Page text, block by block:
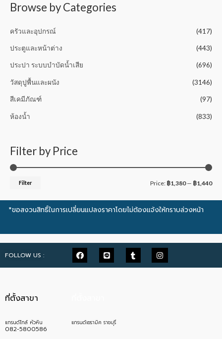
Browse by Categories
ครัวและอุปกรณ์ (417)
ประตูและหน้าต่าง (443)
ประปา ระบบบำบัดน้ำเสีย (696)
วัสดุปูพื้นและผนัง (3146)
สีเคมีภัณฑ์ (97)
ห้องน้ำ (833)
Filter by Price
Filter Price: ฿1,380— ฿1,440
*ขอสงวนสิทธิ์ในการเปลี่ยนแปลงราคาโดยไม่ต้องแจ้งให้ทราบล่วงหน้า
FOLLOW US :
ที่ตั้งสาขา
แกรนด์ไทล์ หัวหิน
082-5800586
แกรนด์เซรามิค ราชบุรี